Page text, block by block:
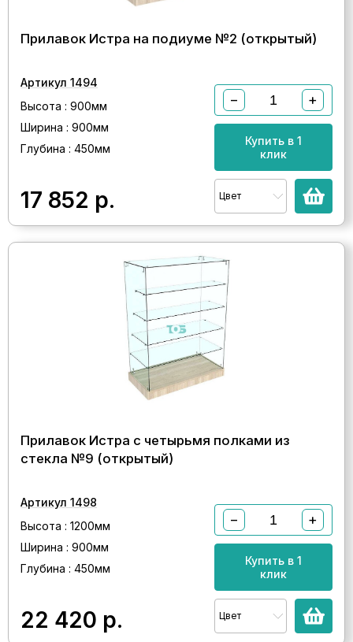
Прилавок Истра на подиуме №2 (открытый)
Артикул 1494
Высота : 900мм
Ширина : 900мм
Глубина : 450мм
17 852 р.
− +
Купить в 1
клик
Цвет
Прилавок Истра с четырьмя полками из
стекла №9 (открытый)
Артикул 1498
Высота : 1200мм
Ширина : 900мм
Глубина : 450мм
22 420 р.
− +
Купить в 1
клик
Цвет